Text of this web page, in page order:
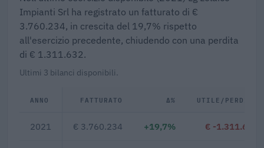
Impianti Srl ha registrato un fatturato di €
3.760.234, in crescita del 19,7% rispetto
all'esercizio precedente, chiudendo con una perdita
di € 1.311.632.
Ultimi 3 bilanci disponibili.
ANNO FATTURATO Δ% UTILE/PERDITA
2021 € 3.760.234 +19,7% € -1.311.632